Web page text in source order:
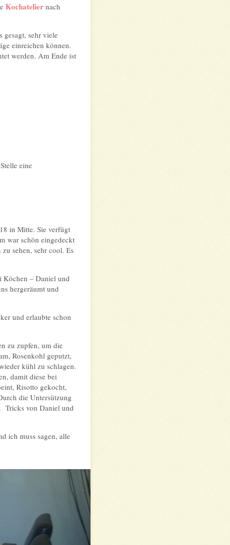
Kochatelier nach
gesagt, sehr viele
einreichen können.
werden. Am Ende ist
eine
in Mitte. Sie verfügt
war schön eingedeckt
sehen, sehr cool. Es
Köchen – Daniel und
hergeräumt und
und erlaubte schon
zu zupfen, um die
Rosenkohl geputzt,
kühl zu schlagen.
damit diese bei
Risotto gekocht,
die Untersützung
Tricks von Daniel und
ich muss sagen, alle